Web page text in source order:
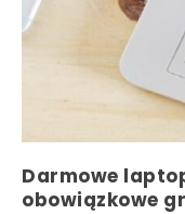
Darmowe
obowiązkowe